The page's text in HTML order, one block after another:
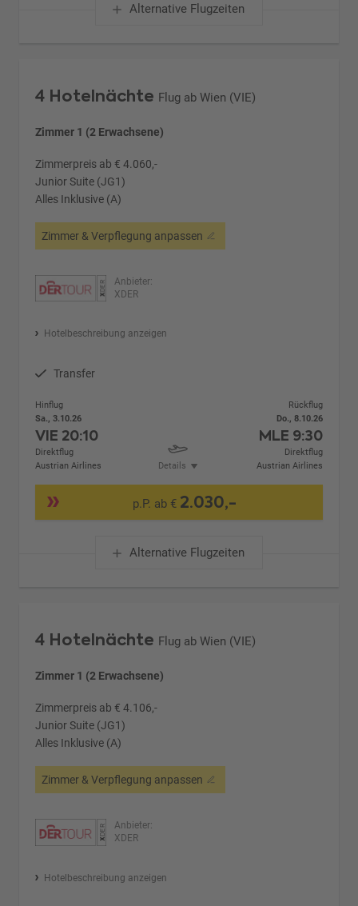
Alternative Flugzeiten
4 Hotelnächte Flug ab Wien (VIE)
Zimmer 1 (2 Erwachsene)
Zimmerpreis ab € 4.060,-
Junior Suite (JG1)
Alles Inklusive (A)
Zimmer & Verpflegung anpassen
Anbieter:
XDER
Hotelbeschreibung anzeigen
Transfer
Hinflug
Sa., 3.10.26
VIE 20:10
Direktflug
Austrian Airlines
Details
Rückflug
Do., 8.10.26
MLE 9:30
Direktflug
Austrian Airlines
p.P. ab € 2.030,-
Alternative Flugzeiten
4 Hotelnächte Flug ab Wien (VIE)
Zimmer 1 (2 Erwachsene)
Zimmerpreis ab € 4.106,-
Junior Suite (JG1)
Alles Inklusive (A)
Zimmer & Verpflegung anpassen
Anbieter:
XDER
Hotelbeschreibung anzeigen